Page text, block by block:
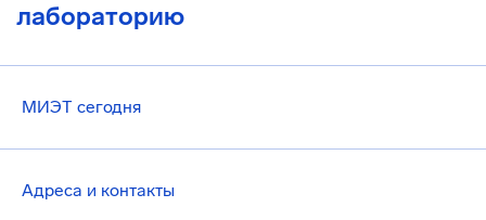
лабораторию
МИЭТ сегодня
Адреса и контакты